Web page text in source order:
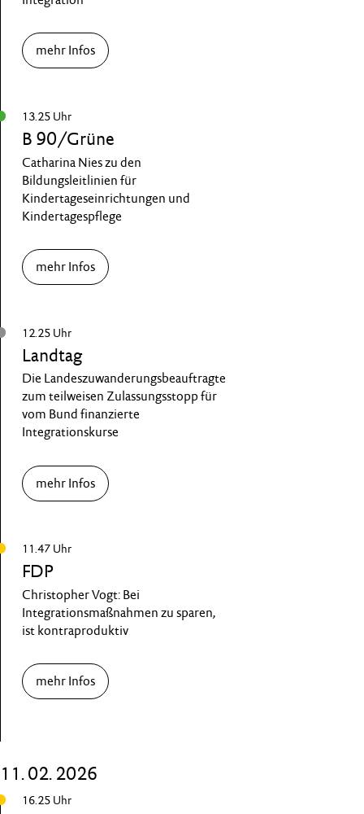
mehr Infos
13.25 Uhr
B 90/Grüne
Catharina Nies zu den
Bildungsleitlinien für
Kindertageseinrichtungen und
Kindertagespflege
mehr Infos
12.25 Uhr
Landtag
Die Landeszuwanderungsbeauftragte
zum teilweisen Zulassungsstopp für
vom Bund finanzierte
Integrationskurse
mehr Infos
11.47 Uhr
FDP
Christopher Vogt: Bei
Integrationsmaßnahmen zu sparen,
ist kontraproduktiv
mehr Infos
11. 02. 2026
16.25 Uhr